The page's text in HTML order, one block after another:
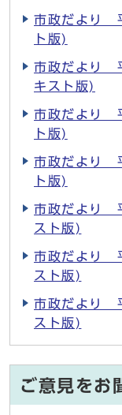
市政だより
ト版)
市政だより
キスト版)
市政だより
ト版)
市政だより
ト版)
市政だより
スト版)
市政だより
スト版)
市政だより
スト版)
ご意見をお